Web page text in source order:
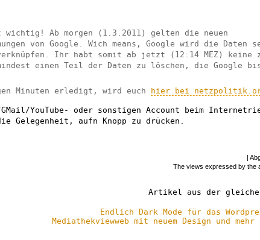
Ab morgen (1.3.2011) gelten die neuen
von Google. Wich means, Google wird die Daten
Ihr habt somit ab jetzt (12:14 MEZ) keine
einen Teil der Daten zu löschen, die Google
Minuten erledigt, wird euch hier bei
YouTube- oder sonstigen Account beim
Gelegenheit, aufn Knopp zu drücken.
|
The views expressed by the
Artikel aus der
Endlich Dark Mode für das
Mediathekviewweb mit neuem Design und